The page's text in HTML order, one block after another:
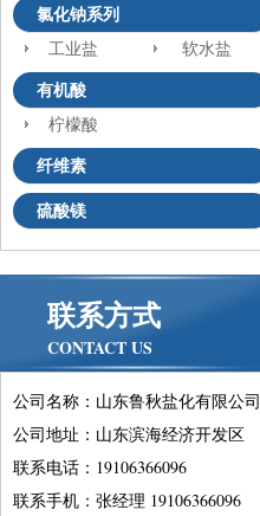
氯化钠系列
工业盐 软水盐
有机酸
柠檬酸
纤维素
硫酸镁
联系方式
CONTACT US
公司名称：山东鲁秋盐化有限公司
公司地址：山东滨海经济开发区
联系电话：19106366096
联系手机：张经理 19106366096